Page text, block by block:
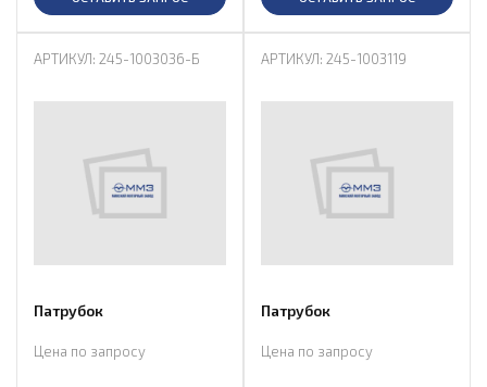
АРТИКУЛ: 245-1003036-Б
Патрубок
Цена по запросу
АРТИКУЛ: 245-1003119
Патрубок
Цена по запросу